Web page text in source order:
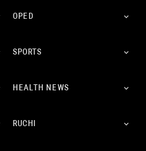
OPED
SPORTS
HEALTH NEWS
RUCHI